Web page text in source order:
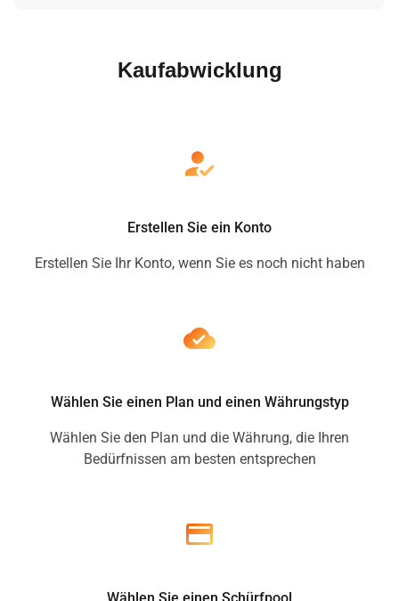
Kaufabwicklung
Erstellen Sie ein Konto
Erstellen Sie Ihr Konto, wenn Sie es noch nicht haben
Wählen Sie einen Plan und einen Währungstyp
Wählen Sie den Plan und die Währung, die Ihren
Bedürfnissen am besten entsprechen
Wählen Sie einen Schürfpool